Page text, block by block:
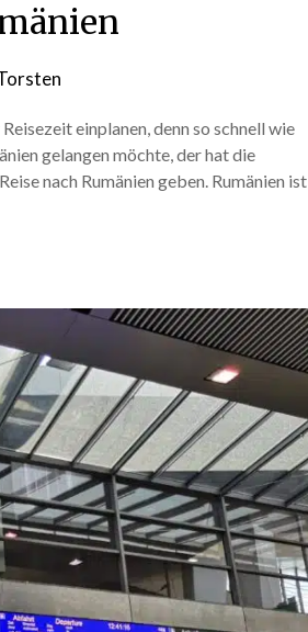
einplanen, denn so schnell wie
gelangen möchte, der hat die
nach Rumänien geben. Rumänien ist